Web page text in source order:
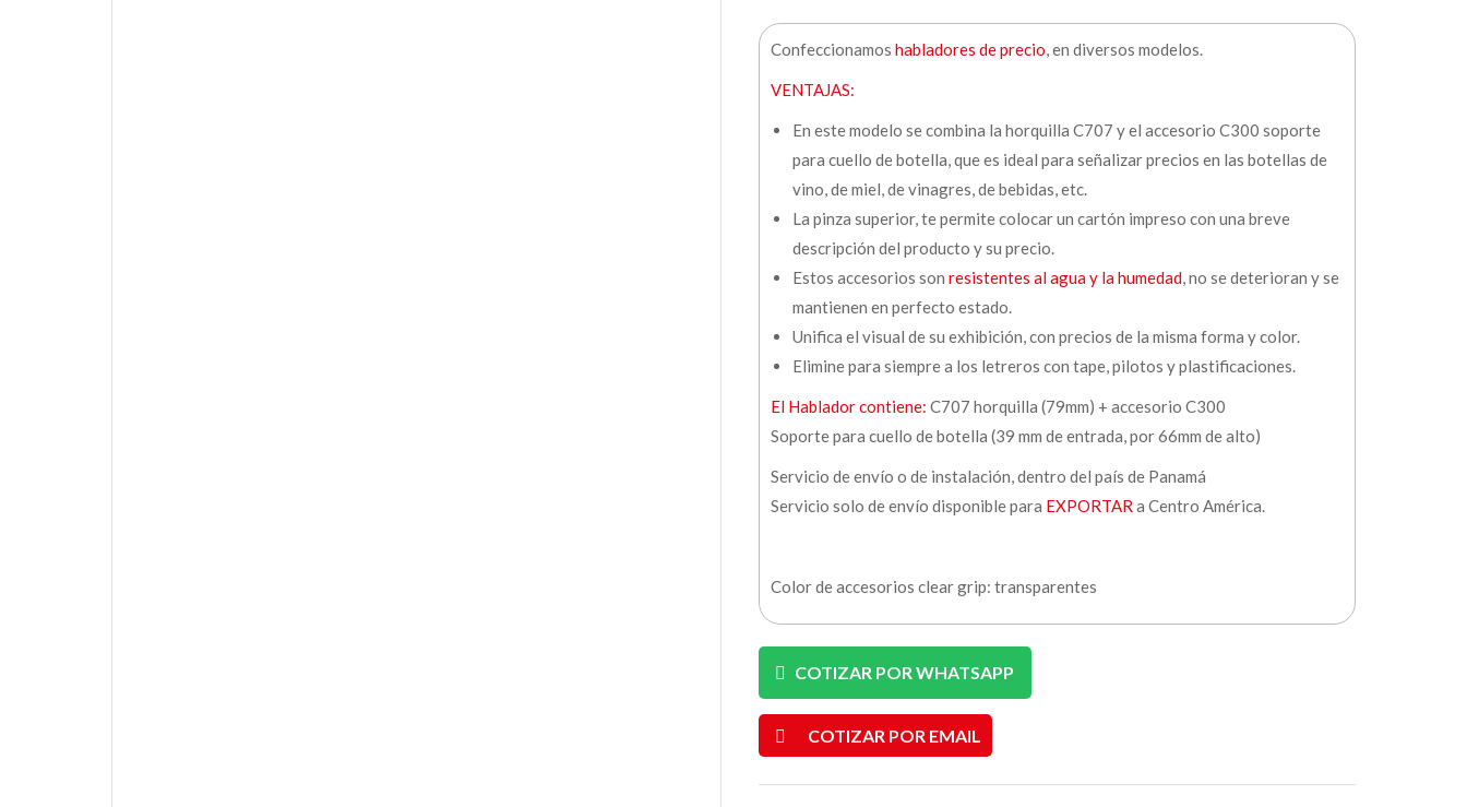
Confeccionamos habladores de precio, en diversos modelos.
VENTAJAS:
En este modelo se combina la horquilla C707 y el accesorio C300 soporte
para cuello de botella, que es ideal para señalizar precios en las botellas de
vino, de miel, de vinagres, de bebidas, etc.
La pinza superior, te permite colocar un cartón impreso con una breve
descripción del producto y su precio.
Estos accesorios son resistentes al agua y la humedad, no se deterioran y se
mantienen en perfecto estado.
Unifica el visual de su exhibición, con precios de la misma forma y color.
Elimine para siempre a los letreros con tape, pilotos y plastificaciones.
El Hablador contiene: C707 horquilla (79mm) + accesorio C300
Soporte para cuello de botella (39 mm de entrada, por 66mm de alto)
Servicio de envío o de instalación, dentro del país de Panamá
Servicio solo de envío disponible para EXPORTAR a Centro América.
Color de accesorios clear grip: transparentes
COTIZAR POR WHATSAPP
COTIZAR POR EMAIL